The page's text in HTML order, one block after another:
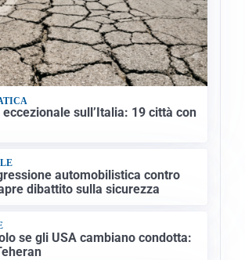
sull’Italia: 19 città con
automobilistica contro
dibattito sulla sicurezza
se gli USA cambiano condotta: